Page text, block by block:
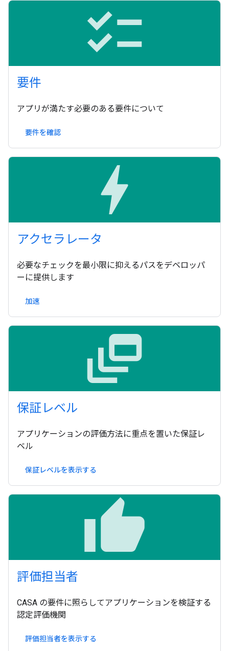
checklist
要件
アプリが満たす必要のある要件について
要件を確認
bolt
アクセラレータ
必要なチェックを最小限に抑えるパスをデベロッパ
ーに提供します
加速
dynamic_feed
保証レベル
アプリケーションの評価方法に重点を置いた保証レ
ベル
保証レベルを表示する
thumb_up
評価担当者
CASA の要件に照らしてアプリケーションを検証する
認定評価機関
評価担当者を表示する